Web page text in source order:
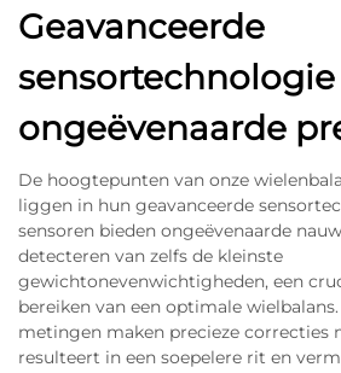
Geavanceerde
ongeëvenaarde
De hoogtepunten van onze
liggen in hun geavanceerde
sensoren bieden ongeëvenaarde
detecteren van zelfs de kleinste
gewichtonevenwichtigheden, een
bereiken van een optimale
metingen maken precieze correcties
resulteert in een soepelere rit en